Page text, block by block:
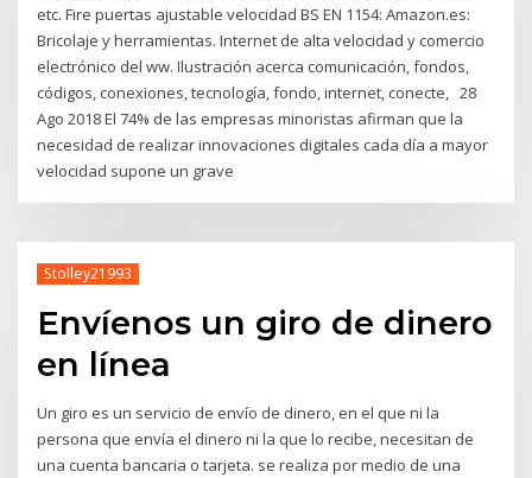
etc. Fire puertas ajustable velocidad BS EN 1154: Amazon.es:
Bricolaje y herramientas. Internet de alta velocidad y comercio
electrónico del ww. Ilustración acerca comunicación, fondos,
códigos, conexiones, tecnología, fondo, internet, conecte, 28
Ago 2018 El 74% de las empresas minoristas afirman que la
necesidad de realizar innovaciones digitales cada día a mayor
velocidad supone un grave
Stolley21993
Envíenos un giro de dinero
en línea
Un giro es un servicio de envío de dinero, en el que ni la
persona que envía el dinero ni la que lo recibe, necesitan de
una cuenta bancaria o tarjeta. se realiza por medio de una